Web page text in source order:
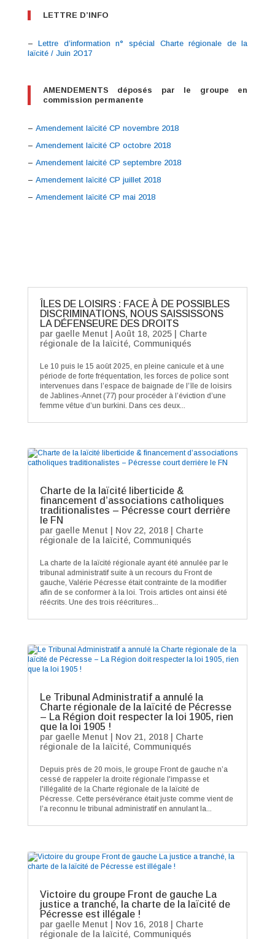
LETTRE D’INFO
– Lettre d’information n° spécial Charte régionale de la
laïcité / Juin 2O17
AMENDEMENTS déposés par le groupe en
commission permanente
– Amendement laïcité CP novembre 2018
– Amendement laïcité CP octobre 2018
– Amendement laicité CP septembre 2018
– Amendement laïcité CP juillet 2018
– Amendement laïcité CP mai 2018
ÎLES DE LOISIRS : FACE À DE POSSIBLES
DISCRIMINATIONS, NOUS SAISSISSONS
LA DÉFENSEURE DES DROITS
par gaelle Menut Août 18, 2025| Charte
régionale de la laïcité, Communiqués
Le 10 puis le 15 août 2025, en pleine canicule et à une
période de forte fréquentation, les forces de police sont
intervenues dans l’espace de baignade de l’île de loisirs
de Jablines-Annet (77) pour procéder à l’éviction d’une
femme vêtue d’un burkini. Dans ces deux...
Charte de la laïcité liberticide &
financement d’associations catholiques
traditionalistes – Pécresse court derrière
le FN
par gaelle Menut Nov 22, 2018| Charte
régionale de la laïcité, Communiqués
La charte de la laïcité régionale ayant été annulée par le
tribunal administratif suite à un recours du Front de
gauche, Valérie Pécresse était contrainte de la modifier
afin de se conformer à la loi. Trois articles ont ainsi été
réécrits. Une des trois réécritures...
Le Tribunal Administratif a annulé la
Charte régionale de la laïcité de Pécresse
– La Région doit respecter la loi 1905, rien
que la loi 1905 !
par gaelle Menut Nov 21, 2018| Charte
régionale de la laïcité, Communiqués
Depuis près de 20 mois, le groupe Front de gauche n’a
cessé de rappeler la droite régionale l'impasse et
l'illégalité de la Charte régionale de la laïcité de
Pécresse. Cette persévérance était juste comme vient de
l’a reconnu le tribunal administratif en annulant la...
Victoire du groupe Front de gauche La
justice a tranché, la charte de la laïcité de
Pécresse est illégale !
par gaelle Menut Nov 16, 2018| Charte
régionale de la laïcité, Communiqués